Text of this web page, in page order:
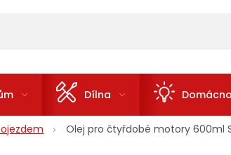
Dílna
Olej pro čtyřdobé motory 600ml